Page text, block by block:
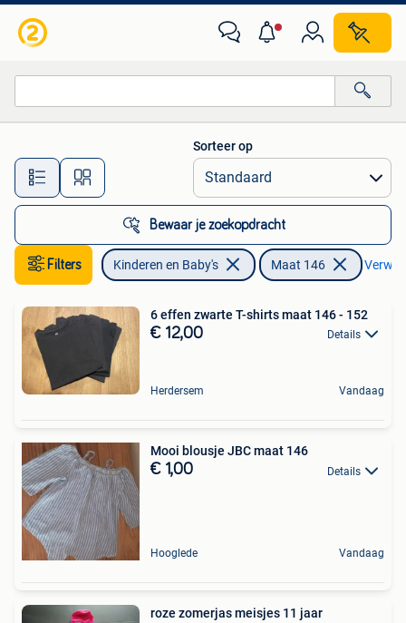
Alle afstanden…
Sorteer op
Bewaar je zoekopdracht
Filters Kinderen en Baby's Maat 146
6 effen zwarte T-shirts maat 146 - 152
€ 12,00 Details
Herdersem Vandaag
Mooi blousje JBC maat 146
€ 1,00 Details
Hooglede Vandaag
roze zomerjas meisjes 11 jaar